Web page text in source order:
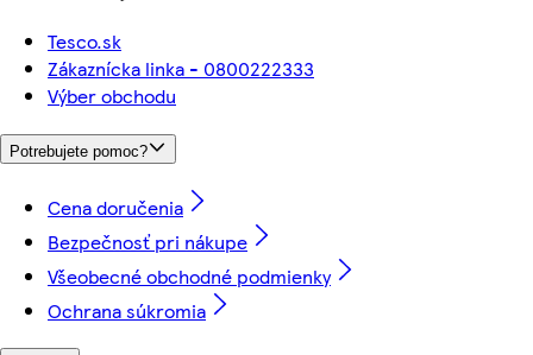
Tesco.sk
Zákaznícka linka - 0800222333
Výber obchodu
Potrebujete pomoc?
Cena doručenia
Bezpečnosť pri nákupe
Všeobecné obchodné podmienky
Ochrana súkromia